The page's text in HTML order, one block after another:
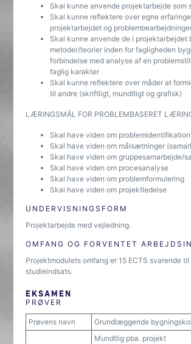
Skal kunne anvende projektarbejde som
Skal kunne reflektere over egne
projektarbejdet og
Skal kunne anvende de i projektarbejdet
metoder/teorier inden for fagligheden
forbindelse med analyse af en
faglig karakter
Skal kunne reflektere over måder at
til andre (skriftligt, mundtligt og grafisk)
LÆRINGSMÅL FOR PROBLEMBASERET
Skal have viden om problemidentifikation
Skal have viden om målsætninger
Skal have viden om gruppesamarbejde/
Skal have viden om procesanalyse
Skal have viden om problemformulering
Skal have viden om projektledelse
UNDERVISNINGSFORM
Projektarbejde med vejledning.
OMFANG OG FORVENTET
Projektmodulets omfang er 15 ECTS svarende
studieindsats.
EKSAMEN
PRØVER
Prøvens navn Grundlæggende
Mundtlig pba. projekt